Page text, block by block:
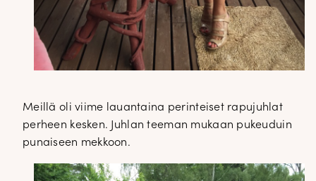
Meillä oli viime lauantaina perinteiset rapujuhlat
perheen kesken. Juhlan teeman mukaan pukeuduin
punaiseen mekkoon.